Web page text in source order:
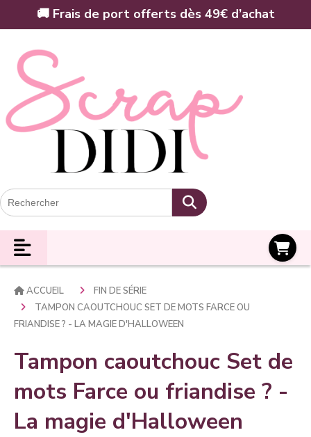
🚚 Frais de port offerts dès 49€ d’achat
ACCUEIL
FIN DE SÉRIE
TAMPON CAOUTCHOUC SET DE MOTS FARCE OU
FRIANDISE ? - LA MAGIE D'HALLOWEEN
Tampon caoutchouc Set de
mots Farce ou friandise ? -
La magie d'Halloween